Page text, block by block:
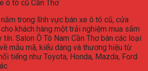
ô tô cũ Cần Thơ
trong lĩnh vực bán xe ô tô cũ, cửa
khách hàng một trải nghiệm mua sắm
tín. Salon Ô Tô Nam Cần Thơ bán các loại
mẫu mã, kiểu dáng và thương hiệu từ
tiếng như Toyota, Honda, Mazda, Ford